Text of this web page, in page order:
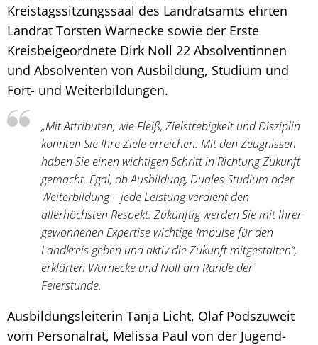
Kreistagssitzungssaal des Landratsamts ehrten
Landrat Torsten Warnecke sowie der Erste
Kreisbeigeordnete Dirk Noll 22 Absolventinnen
und Absolventen von Ausbildung, Studium und
Fort- und Weiterbildungen.
„Mit Attributen, wie Fleiß, Zielstrebigkeit und Disziplin
konnten Sie Ihre Ziele erreichen. Mit den Zeugnissen
haben Sie einen wichtigen Schritt in Richtung Zukunft
gemacht. Egal, ob Ausbildung, Duales Studium oder
Weiterbildung – jede Leistung verdient den
allerhöchsten Respekt. Zukünftig werden Sie mit Ihrer
gewonnenen Expertise wichtige Impulse für den
Landkreis geben und aktiv die Zukunft mitgestalten“,
erklärten Warnecke und Noll am Rande der
Feierstunde.
Ausbildungsleiterin Tanja Licht, Olaf Podszuweit
vom Personalrat, Melissa Paul von der Jugend-